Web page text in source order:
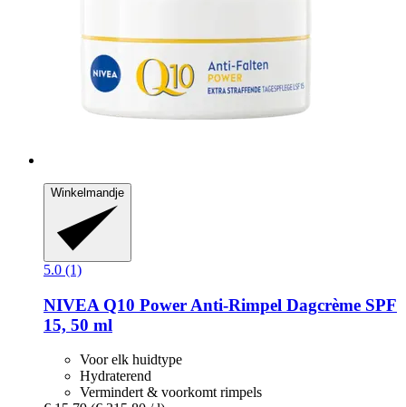
Winkelmandje
5.0 (1)
NIVEA Q10 Power Anti-​Rimpel Dagcrème SPF
15, 50 ml
Voor elk huidtype
Hydraterend
Vermindert & voorkomt rimpels